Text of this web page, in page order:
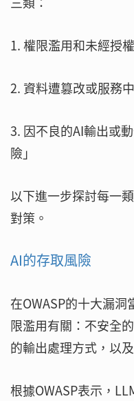
1. 權限濫用和未經授
2. 資料遭篡改或服務
3. 因不良的AI輸出或
險」
以下進一步探討每一
對策。
AI的存取風險
在OWASP的十大漏
限濫用有關：不安全
的輸出處理方式，以
根據OWASP表示，